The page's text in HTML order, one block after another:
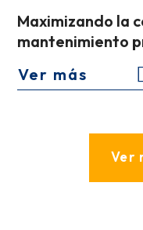
Maximizando la
mantenimiento
Ver más
Ver